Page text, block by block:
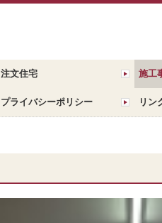
注文住宅 施工
プライバシーポリシー リン